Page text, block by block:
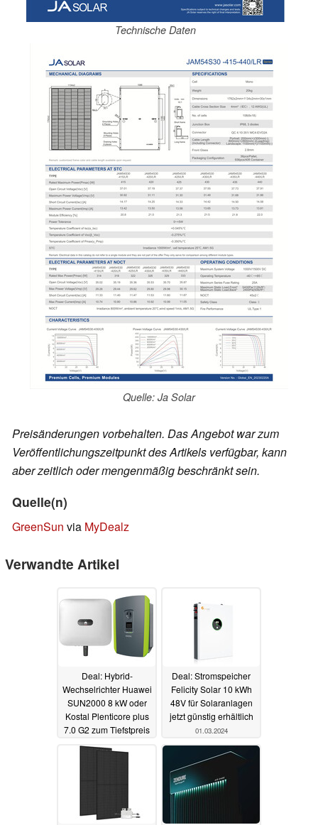
Technische Daten
Quelle: Ja Solar
Preisänderungen vorbehalten. Das Angebot war zum
Veröffentlichungszeitpunkt des Artikels verfügbar, kann
aber zeitlich oder mengenmäßig beschränkt sein.
Quelle(n)
GreenSun via MyDealz
Verwandte Artikel
Deal: Hybrid-
Wechselrichter Huawei
SUN2000 8 kW oder
Kostal Plenticore plus
7.0 G2 zum Tiefstpreis
ab 1.099 Euro
Deal: Stromspeicher
Felicity Solar 10 kWh
48V für Solaranlagen
jetzt günstig erhältlich
01.03.2024